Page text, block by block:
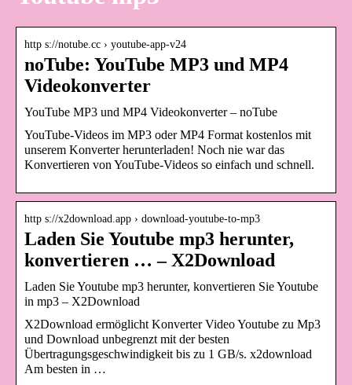
http s://notube.cc › youtube-app-v24
noTube: YouTube MP3 und MP4
Videokonverter
YouTube MP3 und MP4 Videokonverter – noTube
YouTube-Videos im MP3 oder MP4 Format kostenlos mit
unserem Konverter herunterladen! Noch nie war das
Konvertieren von YouTube-Videos so einfach und schnell.
http s://x2download.app › download-youtube-to-mp3
Laden Sie Youtube mp3 herunter,
konvertieren … – X2Download
Laden Sie Youtube mp3 herunter, konvertieren Sie Youtube
in mp3 – X2Download
X2Download ermöglicht Konverter Video Youtube zu Mp3
und Download unbegrenzt mit der besten
Übertragungsgeschwindigkeit bis zu 1 GB/s. x2download
Am besten in …